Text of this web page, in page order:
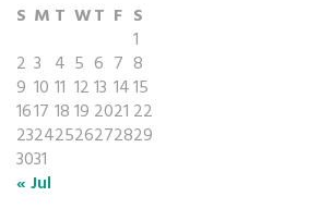
S M T WT F S
1
2 3 4 5 6 7 8
9 10 11 1213 1415
1617 1819 2021 22
23242526272829
3031
« Jul